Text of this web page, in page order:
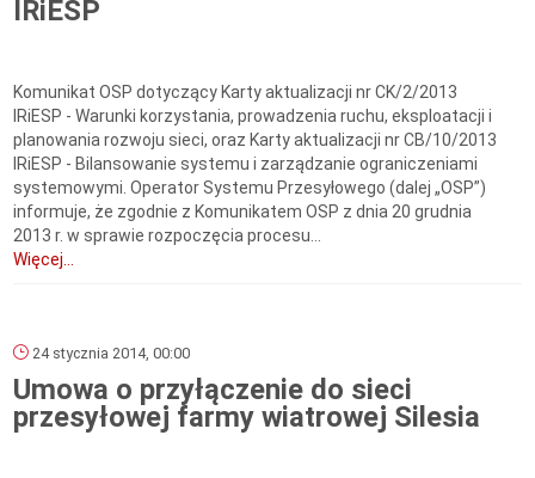
IRiESP
Komunikat OSP dotyczący Karty aktualizacji nr CK/2/2013
IRiESP - Warunki korzystania, prowadzenia ruchu, eksploatacji i
planowania rozwoju sieci, oraz Karty aktualizacji nr CB/10/2013
IRiESP - Bilansowanie systemu i zarządzanie ograniczeniami
systemowymi. Operator Systemu Przesyłowego (dalej „OSP”)
informuje, że zgodnie z Komunikatem OSP z dnia 20 grudnia
2013 r. w sprawie rozpoczęcia procesu...
Więcej...
24 stycznia 2014, 00:00
Umowa o przyłączenie do sieci
przesyłowej farmy wiatrowej Silesia